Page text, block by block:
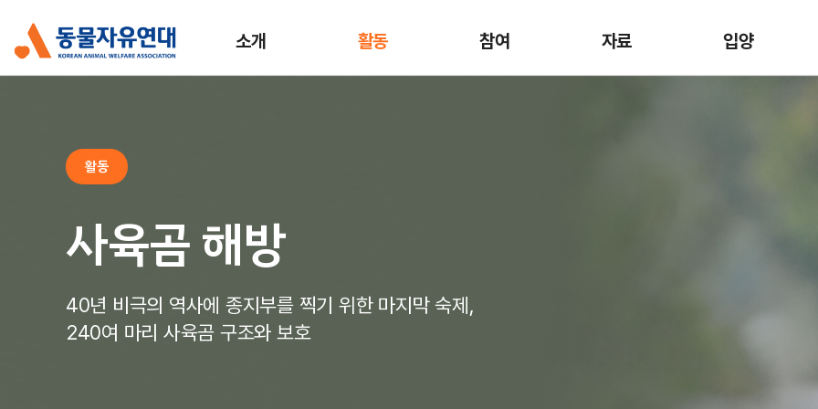
소개 활동 참여 자료 입양
활동
사육곰 해방
40년 비극의 역사에 종지부를 찍기 위한 마지막 숙제,
240여 마리 사육곰 구조와 보호